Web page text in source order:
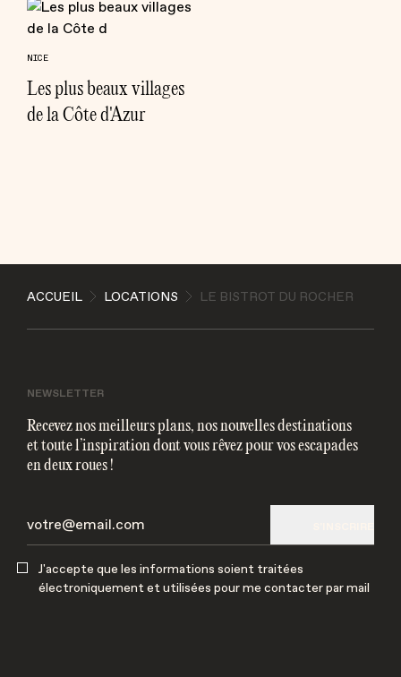
J'accepte que les informations soient traitées
NICE
Les plus beaux villages
de la Côte d'Azur
ACCUEIL LOCATIONS LE BISTROT DU ROCHER
NEWSLETTER
Recevez nos meilleurs plans, nos nouvelles destinations
et toute l’inspiration dont vous rêvez pour vos escapades
en deux roues !
J'accepte que les informations soient traitées
électroniquement et utilisées pour me contacter par mail